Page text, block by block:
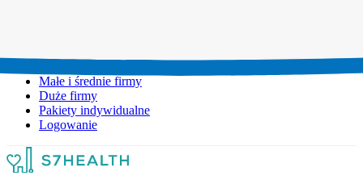
Małe i średnie firmy
Duże firmy
Pakiety indywidualne
Logowanie